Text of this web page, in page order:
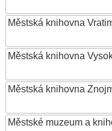
Městská knihovna
Městská knihovna
Městská knihovna
Městské muzeum a